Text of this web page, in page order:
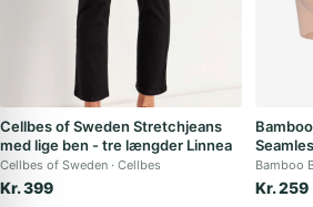
Cellbes of Sweden Stretchjeans
med lige ben - tre længder Linnea
Cellbes of Sweden Cellbes
Kr. 399
Bamboo
Kr. 259